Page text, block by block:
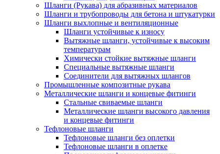
Шланги (Рукава) для абразивных материалов
Шланги и трубопроводы для бетона и штукатурки
Шланги выхлопные и вентиляционные
Шланги устойчивые к износу
Вытяжные шланги, устойчивые к высоким
температурам
Химически стойкие вытяжные шланги
Специальные вытяжные шланги
Соединители для вытяжных шлангов
Промышленные композитные рукава
Металлические шланги и концевые фитинги
Стальные свиваемые шланги
Металлические шланги высокого давления
и концевые фитинги
Тефлоновые шланги
Тефлоновые шланги без оплетки
Тефлоновые шланги в оплетке